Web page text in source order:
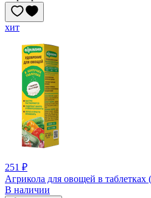
хит
251 ₽
Агрикола для овощей в таблетках
В наличии